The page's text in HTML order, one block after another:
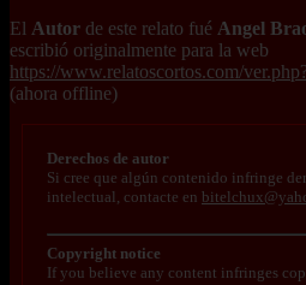
El Autor de este relato fué Angel
escribió originalmente para la web
https://www.relatoscortos.com/
(ahora offline)
Derechos de autor
Si cree que algún contenido infringe
intelectual, contacte en
Copyright notice
If you believe any content infringes